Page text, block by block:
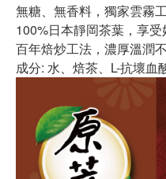
無糖、無香料，獨家雲霧
100%日本靜岡茶葉，享
百年焙炒工法，濃厚溫潤
成分: 水、焙茶、L-抗壞